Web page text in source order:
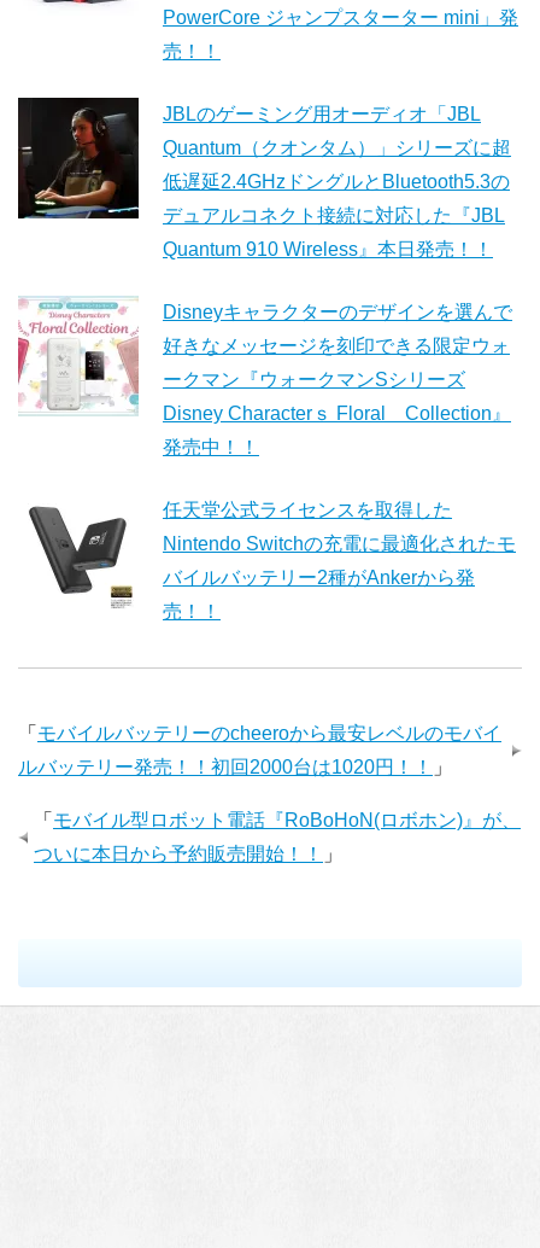
PowerCore ジャンプスターター mini」発
売！！
JBLのゲーミング用オーディオ「JBL
Quantum（クオンタム）」シリーズに超
低遅延2.4GHzドングルとBluetooth5.3の
デュアルコネクト接続に対応した『JBL
Quantum 910 Wireless』本日発売！！
Disneyキャラクターのデザインを選んで
好きなメッセージを刻印できる限定ウォ
ークマン『ウォークマンSシリーズ
Disney Characterｓ Floral Collection』
発売中！！
任天堂公式ライセンスを取得した
Nintendo Switchの充電に最適化されたモ
バイルバッテリー2種がAnkerから発
売！！
「 モバイルバッテリーのcheeroから最安レベルのモバイ
ルバッテリー発売！！初回2000台は1020円！！
」
「 モバイル型ロボット電話『RoBoHoN(ロボホン)』が、
ついに本日から予約販売開始！！
」